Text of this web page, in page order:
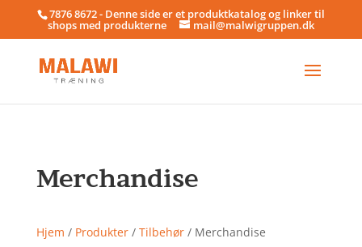
7876 8672 - Denne side er et produktkatalog og linker til
shops med produkterne mail@malwigruppen.dk
Merchandise
Hjem / Produkter/ Tilbehør/ Merchandise